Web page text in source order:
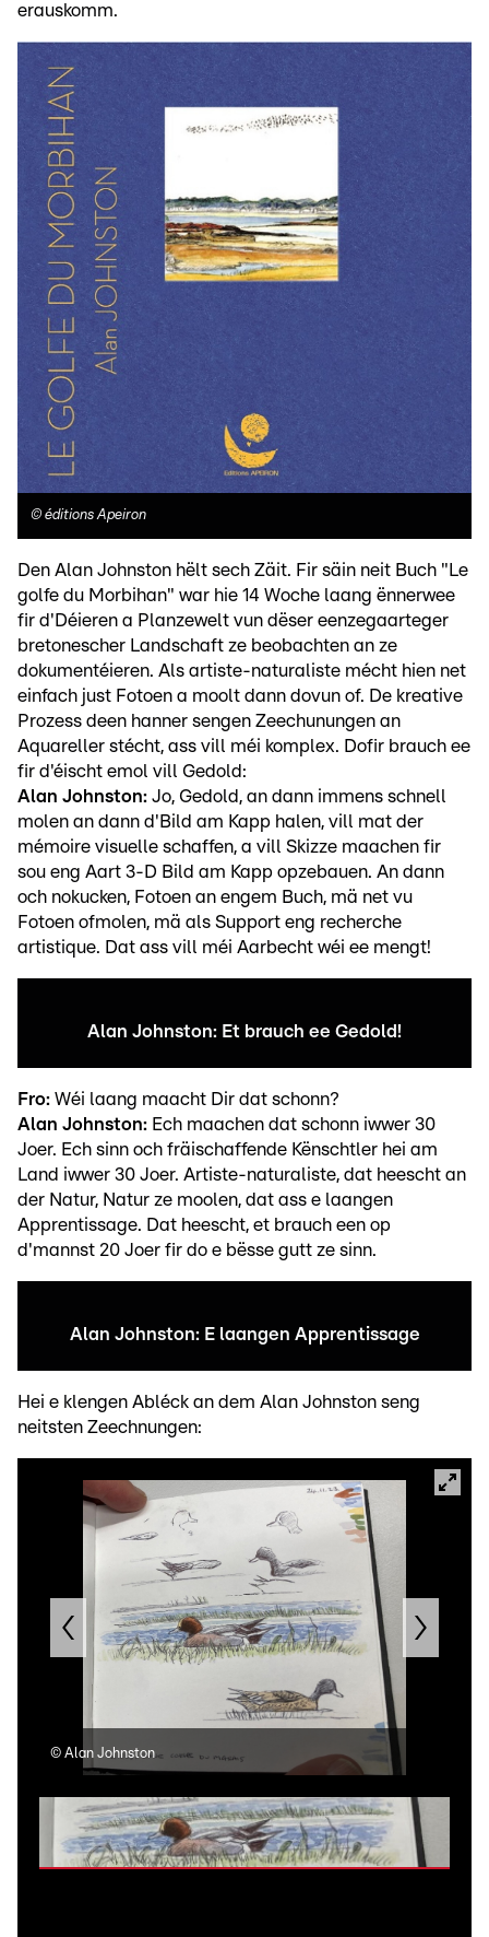
erauskomm.
© éditions Apeiron
Den Alan Johnston hëlt sech Zäit. Fir säin neit Buch "Le
golfe du Morbihan" war hie 14 Woche laang ënnerwee
fir d'Déieren a Planzewelt vun dëser eenzegaarteger
bretonescher Landschaft ze beobachten an ze
dokumentéieren. Als artiste-naturaliste mécht hien net
einfach just Fotoen a moolt dann dovun of. De kreative
Prozess deen hanner sengen Zeechunungen an
Aquareller stécht, ass vill méi komplex. Dofir brauch ee
fir d'éischt emol vill Gedold:
Alan Johnston: Jo, Gedold, an dann immens schnell
molen an dann d'Bild am Kapp halen, vill mat der
mémoire visuelle schaffen, a vill Skizze maachen fir
sou eng Aart 3-D Bild am Kapp opzebauen. An dann
och nokucken, Fotoen an engem Buch, mä net vu
Fotoen ofmolen, mä als Support eng recherche
artistique. Dat ass vill méi Aarbecht wéi ee mengt!
Alan Johnston: Et brauch ee Gedold!
Fro: Wéi laang maacht Dir dat schonn?
Alan Johnston: Ech maachen dat schonn iwwer 30
Joer. Ech sinn och fräischaffende Kënschtler hei am
Land iwwer 30 Joer. Artiste-naturaliste, dat heescht an
der Natur, Natur ze moolen, dat ass e laangen
Apprentissage. Dat heescht, et brauch een op
d'mannst 20 Joer fir do e bësse gutt ze sinn.
Alan Johnston: E laangen Apprentissage
Hei e klengen Abléck an dem Alan Johnston seng
neitsten Zeechnungen:
© Alan Johnston